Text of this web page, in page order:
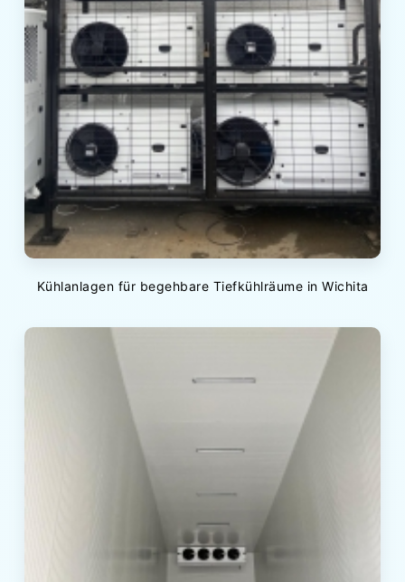
Kühlanlagen für begehbare Tiefkühlräume in Wichita